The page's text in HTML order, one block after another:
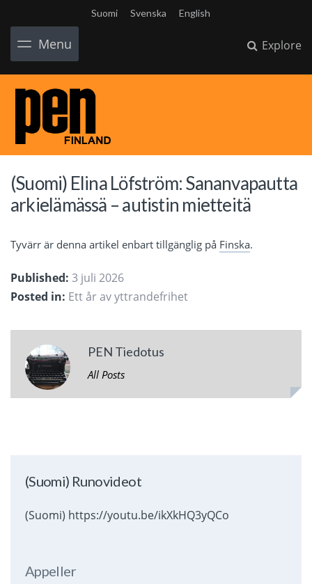
Suomi Svenska English
Menu Explore
(Suomi) Elina Löfström: Sananvapautta
arkielämässä – autistin mietteitä
Tyvärr är denna artikel enbart tillgänglig på Finska.
Published: 3 juli 2026
Posted in: Ett år av yttrandefrihet
PEN Tiedotus
All Posts
(Suomi) Runovideot
(Suomi) https://youtu.be/ikXkHQ3yQCo
Appeller